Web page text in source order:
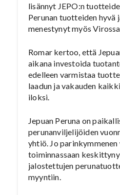
lisännyt JEPO:n
Perunan tuotteiden hyvä
menestynyt myös
Romar kertoo, että
aikana investoida
edelleen varmistaa
laadun ja vakauden
iloksi.
Jepuan Peruna on
perunanviljelijöiden
yhtiö. Jo
toiminnassaan
jalostettujen
myyntiin.